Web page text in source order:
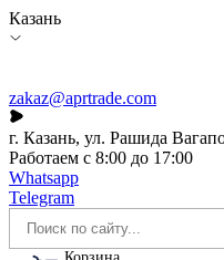
Казань
zakaz@aprtrade.com
г. Казань, ул. Рашида
Работаем с 8:00 до 17:00
Whatsapp
Telegram